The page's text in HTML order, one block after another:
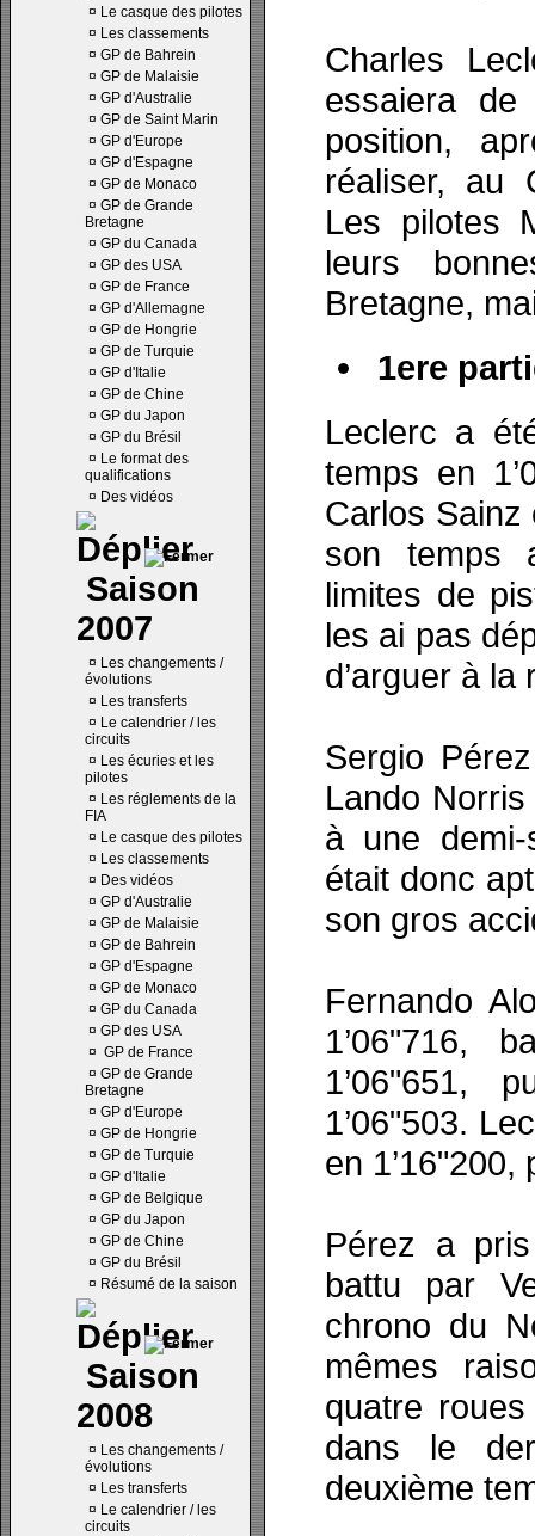
¤ Le casque des pilotes
¤ Les classements
¤ GP de Bahrein
¤ GP de Malaisie
¤ GP d'Australie
¤ GP de Saint Marin
¤ GP d'Europe
¤ GP d'Espagne
¤ GP de Monaco
¤ GP de Grande
Bretagne
¤ GP du Canada
¤ GP des USA
¤ GP de France
¤ GP d'Allemagne
¤ GP de Hongrie
¤ GP de Turquie
¤ GP d'Italie
¤ GP de Chine
¤ GP du Japon
¤ GP du Brésil
¤ Le format des
qualifications
¤ Des vidéos
Saison
2007
¤ Les changements /
évolutions
¤ Les transferts
¤ Le calendrier / les
circuits
¤ Les écuries et les
pilotes
¤ Les réglements de la
FIA
¤ Le casque des pilotes
¤ Les classements
¤ Des vidéos
¤ GP d'Australie
¤ GP de Malaisie
¤ GP de Bahrein
¤ GP d'Espagne
¤ GP de Monaco
¤ GP du Canada
¤ GP des USA
¤ GP de France
¤ GP de Grande
Bretagne
¤ GP d'Europe
¤ GP de Hongrie
¤ GP de Turquie
¤ GP d'Italie
¤ GP de Belgique
¤ GP du Japon
¤ GP de Chine
¤ GP du Brésil
¤ Résumé de la saison
Saison
2008
¤ Les changements /
évolutions
¤ Les transferts
¤ Le calendrier / les
circuits
Charles
essaiera
position,
réaliser, au
Les pilotes
leurs
Bretagne,
1ere
Leclerc a
temps en
Carlos Sainz
son temps
limites de
les ai pas
d’arguer à la
Sergio
Lando
à une demi-
était donc
son gros
Fernando
1’06"716,
1’06"651,
1’06"503.
en 1’16"200,
Pérez a
battu par
chrono du
mêmes
quatre
dans le
deuxième